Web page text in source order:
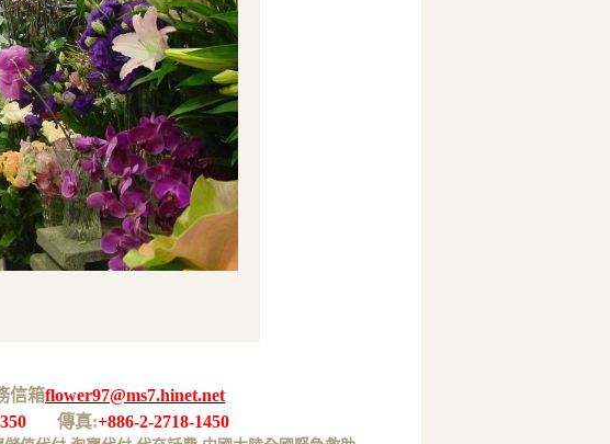
信箱flower97@ms7.hinet.net
傳真:+886-2-2718-1450